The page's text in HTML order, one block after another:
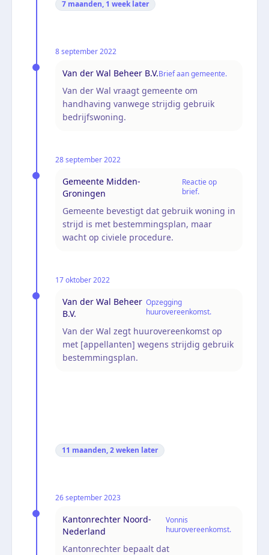
7 maanden, 1 week later
8 september 2022
Van der Wal Beheer B.V.Brief aan gemeente.
Van der Wal vraagt gemeente om
handhaving vanwege strijdig gebruik
bedrijfswoning.
28 september 2022
Gemeente Midden-
Groningen
Reactie op
brief.
Gemeente bevestigt dat gebruik woning in
strijd is met bestemmingsplan, maar
wacht op civiele procedure.
17 oktober 2022
Van der Wal Beheer
B.V.
Opzegging
huurovereenkomst.
Van der Wal zegt huurovereenkomst op
met [appellanten] wegens strijdig gebruik
bestemmingsplan.
11 maanden, 2 weken later
26 september 2023
Kantonrechter Noord-
Nederland
Vonnis
huurovereenkomst.
Kantonrechter bepaalt dat